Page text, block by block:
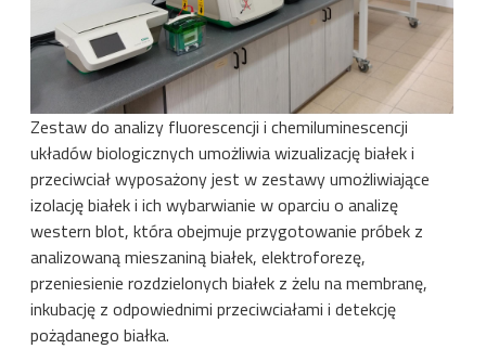
Zestaw do analizy fluorescencji i chemiluminescencji
układów biologicznych umożliwia wizualizację białek i
przeciwciał wyposażony jest w zestawy umożliwiające
izolację białek i ich wybarwianie w oparciu o analizę
western blot, która obejmuje przygotowanie próbek z
analizowaną mieszaniną białek, elektroforezę,
przeniesienie rozdzielonych białek z żelu na membranę,
inkubację z odpowiednimi przeciwciałami i detekcję
pożądanego białka.